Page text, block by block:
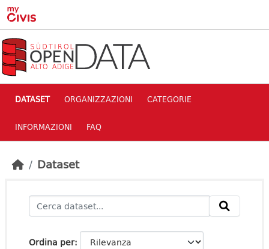
Skip to main content
DATASET ORGANIZZAZIONI CATEGORIE
INFORMAZIONI FAQ
Dataset
Ordina per